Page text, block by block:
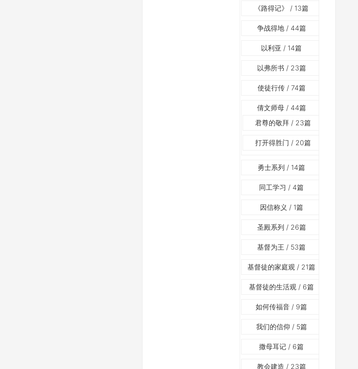
《路得记》 / 13篇
争战得地/ 44篇
以利亚 / 14篇
以弗所书 / 23篇
使徒行传/ 74篇
倩文师母/ 44篇
君尊的敬拜/ 23篇
打开得胜门 / 20篇
勇士系列 / 14篇
同工学习 / 4篇
因信称义 / 1篇
圣殿系列 / 26篇
基督为王 / 53篇
基督徒的家庭观 / 21篇
基督徒的生活观 / 6篇
如何传福音 / 9篇
我们的信仰 / 5篇
撒母耳记 / 6篇
教会建造 / 23篇